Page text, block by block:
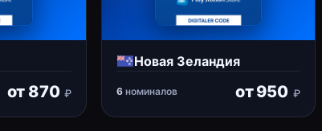
от 870 ₽
Новая Зеландия
6 номиналов от950 ₽